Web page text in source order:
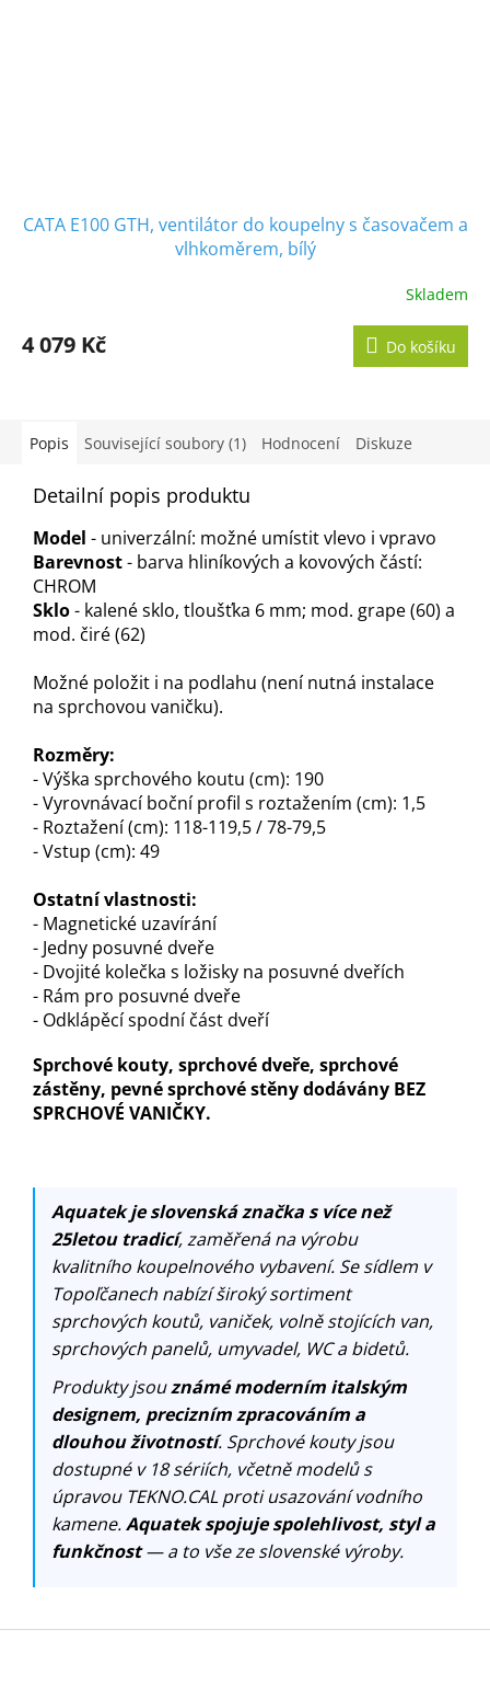
CATA E100 GTH, ventilátor do koupelny s časovačem a
vlhkoměrem, bílý
produktu
je
hvězdiček.
Skladem
4 079 Kč Do košíku
Popis Související soubory (1) Hodnocení Diskuze
Detailní popis produktu
Model - univerzální: možné umístit vlevo i vpravo
Barevnost- barva hliníkových a kovových částí:
CHROM
Sklo- kalené sklo, tloušťka 6 mm; mod. grape (60) a
mod. čiré (62)
Možné položit i na podlahu (není nutná instalace
na sprchovou vaničku).
Rozměry:
- Výška sprchového koutu (cm): 190
- Vyrovnávací boční profil s roztažením (cm): 1,5
- Roztažení (cm): 118-119,5 / 78-79,5
- Vstup (cm): 49
Ostatní vlastnosti:
- Magnetické uzavírání
- Jedny posuvné dveře
- Dvojité kolečka s ložisky na posuvné dveřích
- Rám pro posuvné dveře
- Odklápěcí spodní část dveří
Sprchové kouty, sprchové dveře, sprchové
zástěny, pevné sprchové stěny dodávány BEZ
SPRCHOVÉ VANIČKY.
Aquatek je slovenská značka s více než
25letou tradicí, zaměřená na výrobu
kvalitního koupelnového vybavení. Se sídlem v
Topoľčanech nabízí široký sortiment
sprchových koutů, vaniček, volně stojících van,
sprchových panelů, umyvadel, WC a bidetů.
Produkty jsouznámé moderním italským
designem, precizním zpracováním a
dlouhou životností. Sprchové kouty jsou
dostupné v 18 sériích, včetně modelů s
úpravou TEKNO.CAL proti usazování vodního
kamene.Aquatek spojuje spolehlivost, styl a
funkčnost— a to vše ze slovenské výroby.
Z